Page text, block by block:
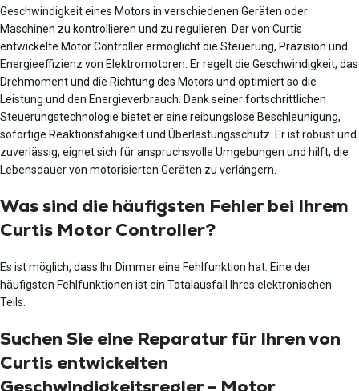
Geschwindigkeit eines Motors in verschiedenen Geräten oder
Maschinen zu kontrollieren und zu regulieren. Der von Curtis
entwickelte Motor Controller ermöglicht die Steuerung, Präzision und
Energieeffizienz von Elektromotoren. Er regelt die Geschwindigkeit, das
Drehmoment und die Richtung des Motors und optimiert so die
Leistung und den Energieverbrauch. Dank seiner fortschrittlichen
Steuerungstechnologie bietet er eine reibungslose Beschleunigung,
sofortige Reaktionsfähigkeit und Überlastungsschutz. Er ist robust und
zuverlässig, eignet sich für anspruchsvolle Umgebungen und hilft, die
Lebensdauer von motorisierten Geräten zu verlängern.
Was sind die häufigsten Fehler bei Ihrem
Curtis Motor Controller?
Es ist möglich, dass Ihr Dimmer eine Fehlfunktion hat. Eine der
häufigsten Fehlfunktionen ist ein Totalausfall Ihres elektronischen
Teils.
Suchen Sie eine Reparatur für Ihren von
Curtis entwickelten